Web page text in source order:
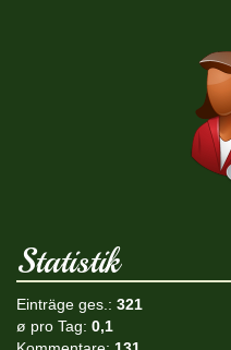
Statistik
Einträge ges.: 321
ø pro Tag: 0,1